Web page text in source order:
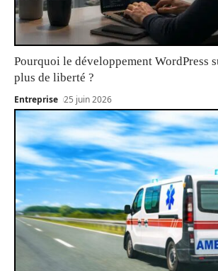
Pourquoi le développement WordPress
plus de liberté ?
Entreprise 25 juin 2026